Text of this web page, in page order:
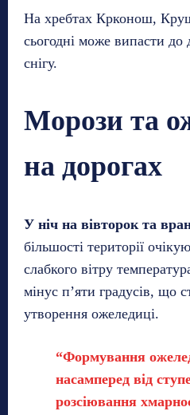
На хребтах Крконош,
сьогодні може випасти до
снігу.
Морози та
на дорогах
У ніч на вівторок та
більшості території
слабкого вітру
мінус п’яти градусів, що
утворення ожеледиці.
“Формування
насамперед від
розсіювання